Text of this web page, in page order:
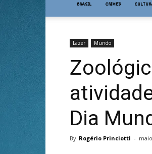
BRASIL CRIMES
Lazer Mundo
Dia
By Rogério Princiotti -